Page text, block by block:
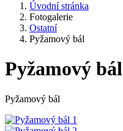
Úvodní stránka
Fotogalerie
Ostatní
Pyžamový bál
Pyžamový bál
Pyžamový bál